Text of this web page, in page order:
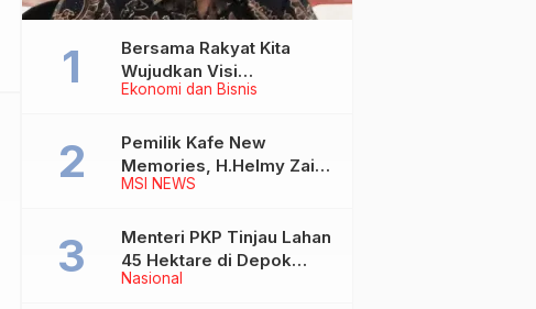
Ekonomi dan Bisnis
Bersama Rakyat Kita
Wujudkan Visi
Kementerian ATR/BPN
MSI NEWS
Pemilik Kafe New
Memories, H.Helmy Zain
Wafat
Nasional
Menteri PKP Tinjau Lahan
45 Hektare di Depok
untuk Pembangunan